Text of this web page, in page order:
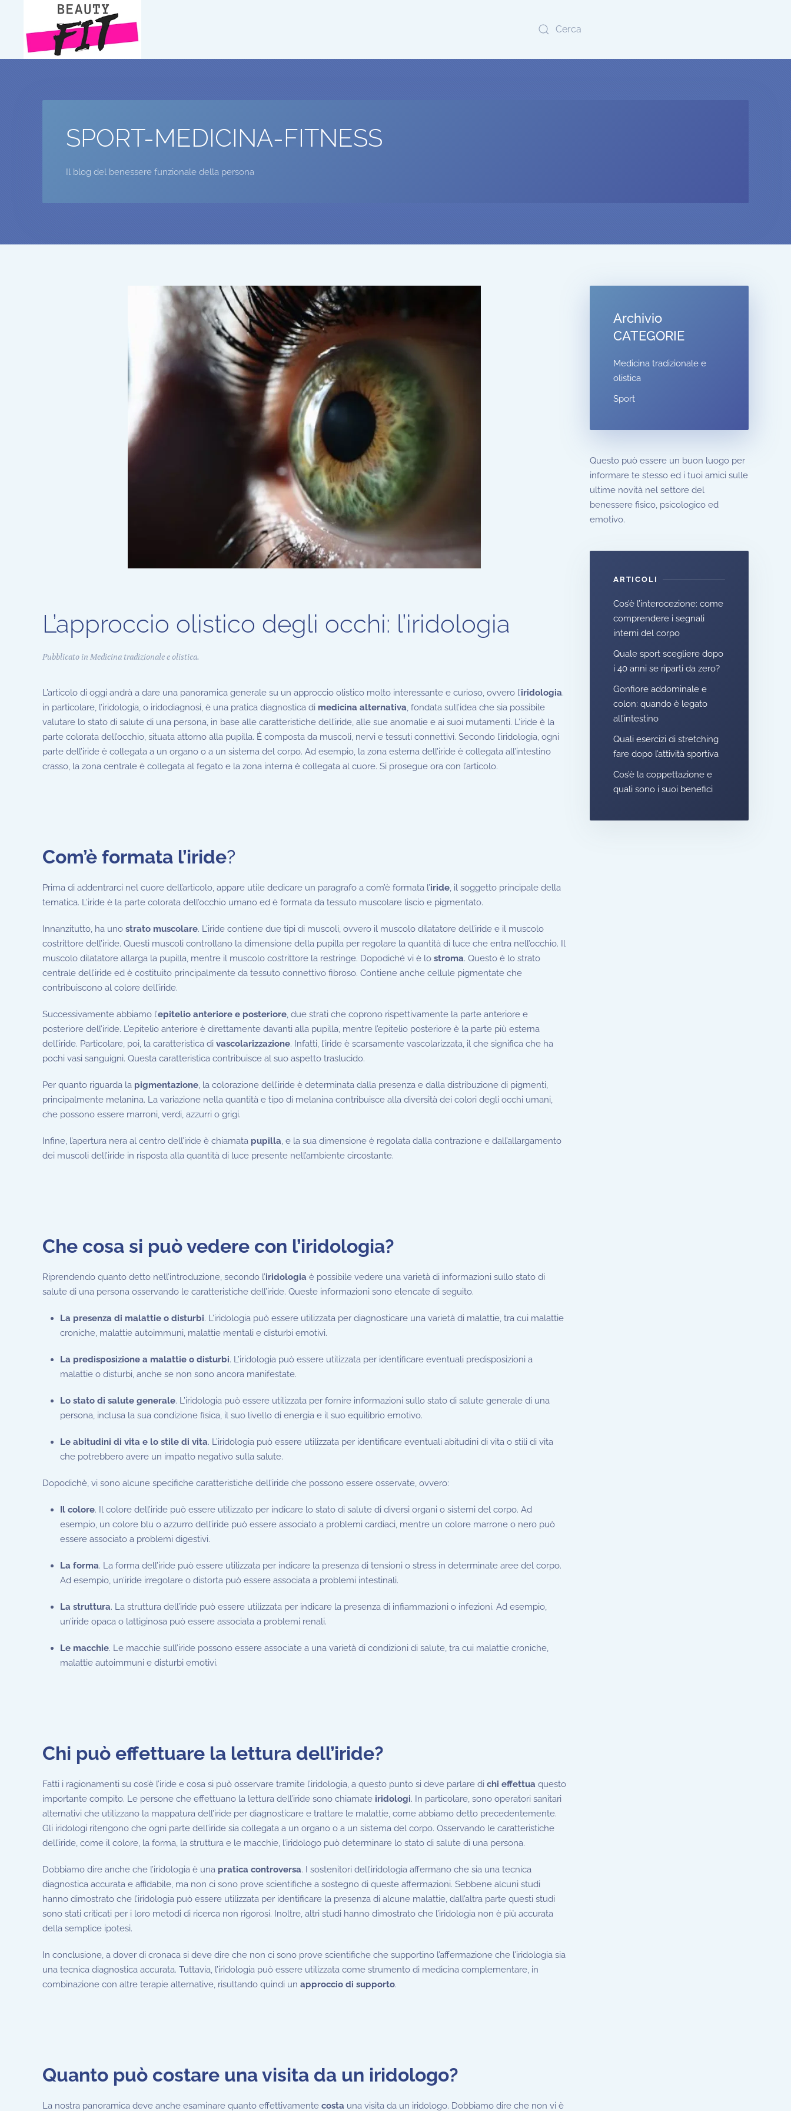
Passa al contenuto principale
SPORT-MEDICINA-FITNESS
Il blog del benessere funzionale della persona
L’approccio olistico degli occhi: l’iridologia
Pubblicato in Medicina tradizionale e olistica.
L’articolo di oggi andrà a dare una panoramica generale su un approccio olistico molto interessante e curioso, ovvero l’iridologia.
in particolare, l’iridologia, o iridodiagnosi, è una pratica diagnostica di medicina alternativa, fondata sull’idea che sia possibile
valutare lo stato di salute di una persona, in base alle caratteristiche dell’iride, alle sue anomalie e ai suoi mutamenti. L’iride è la
parte colorata dell’occhio, situata attorno alla pupilla. È composta da muscoli, nervi e tessuti connettivi. Secondo l’iridologia, ogni
parte dell’iride è collegata a un organo o a un sistema del corpo. Ad esempio, la zona esterna dell’iride è collegata all’intestino
crasso, la zona centrale è collegata al fegato e la zona interna è collegata al cuore. Si prosegue ora con l’articolo.
Com’è formata l’iride?
Prima di addentrarci nel cuore dell’articolo, appare utile dedicare un paragrafo a com’è formata l’iride, il soggetto principale della
tematica. L’iride è la parte colorata dell’occhio umano ed è formata da tessuto muscolare liscio e pigmentato.
Innanzitutto, ha uno strato muscolare. L’iride contiene due tipi di muscoli, ovvero il muscolo dilatatore dell’iride e il muscolo
costrittore dell’iride. Questi muscoli controllano la dimensione della pupilla per regolare la quantità di luce che entra nell’occhio. Il
muscolo dilatatore allarga la pupilla, mentre il muscolo costrittore la restringe. Dopodiché vi è lo stroma. Questo è lo strato
centrale dell’iride ed è costituito principalmente da tessuto connettivo fibroso. Contiene anche cellule pigmentate che
contribuiscono al colore dell’iride.
Successivamente abbiamo l’epitelio anteriore e posteriore, due strati che coprono rispettivamente la parte anteriore e
posteriore dell’iride. L’epitelio anteriore è direttamente davanti alla pupilla, mentre l’epitelio posteriore è la parte più esterna
dell’iride. Particolare, poi, la caratteristica di vascolarizzazione. Infatti, l’iride è scarsamente vascolarizzata, il che significa che ha
pochi vasi sanguigni. Questa caratteristica contribuisce al suo aspetto traslucido.
Per quanto riguarda la pigmentazione, la colorazione dell’iride è determinata dalla presenza e dalla distribuzione di pigmenti,
principalmente melanina. La variazione nella quantità e tipo di melanina contribuisce alla diversità dei colori degli occhi umani,
che possono essere marroni, verdi, azzurri o grigi.
Infine, l’apertura nera al centro dell’iride è chiamata pupilla, e la sua dimensione è regolata dalla contrazione e dall’allargamento
dei muscoli dell’iride in risposta alla quantità di luce presente nell’ambiente circostante.
Che cosa si può vedere con l’iridologia?
Riprendendo quanto detto nell’introduzione, secondo l’iridologia è possibile vedere una varietà di informazioni sullo stato di
salute di una persona osservando le caratteristiche dell’iride. Queste informazioni sono elencate di seguito.
La presenza di malattie o disturbi. L’iridologia può essere utilizzata per diagnosticare una varietà di malattie, tra cui malattie
croniche, malattie autoimmuni, malattie mentali e disturbi emotivi.
La predisposizione a malattie o disturbi. L’iridologia può essere utilizzata per identificare eventuali predisposizioni a
malattie o disturbi, anche se non sono ancora manifestate.
Lo stato di salute generale. L’iridologia può essere utilizzata per fornire informazioni sullo stato di salute generale di una
persona, inclusa la sua condizione fisica, il suo livello di energia e il suo equilibrio emotivo.
Le abitudini di vita e lo stile di vita. L’iridologia può essere utilizzata per identificare eventuali abitudini di vita o stili di vita
che potrebbero avere un impatto negativo sulla salute.
Dopodichè, vi sono alcune specifiche caratteristiche dell’iride che possono essere osservate, ovvero:
Il colore. Il colore dell’iride può essere utilizzato per indicare lo stato di salute di diversi organi o sistemi del corpo. Ad
esempio, un colore blu o azzurro dell’iride può essere associato a problemi cardiaci, mentre un colore marrone o nero può
essere associato a problemi digestivi.
La forma. La forma dell’iride può essere utilizzata per indicare la presenza di tensioni o stress in determinate aree del corpo.
Ad esempio, un’iride irregolare o distorta può essere associata a problemi intestinali.
La struttura. La struttura dell’iride può essere utilizzata per indicare la presenza di infiammazioni o infezioni. Ad esempio,
un’iride opaca o lattiginosa può essere associata a problemi renali.
Le macchie. Le macchie sull’iride possono essere associate a una varietà di condizioni di salute, tra cui malattie croniche,
malattie autoimmuni e disturbi emotivi.
Chi può effettuare la lettura dell’iride?
Fatti i ragionamenti su cos’è l’iride e cosa si può osservare tramite l’iridologia, a questo punto si deve parlare di chi effettua questo
importante compito. Le persone che effettuano la lettura dell’iride sono chiamate iridologi. In particolare, sono operatori sanitari
alternativi che utilizzano la mappatura dell’iride per diagnosticare e trattare le malattie, come abbiamo detto precedentemente.
Gli iridologi ritengono che ogni parte dell’iride sia collegata a un organo o a un sistema del corpo. Osservando le caratteristiche
dell’iride, come il colore, la forma, la struttura e le macchie, l’iridologo può determinare lo stato di salute di una persona.
Dobbiamo dire anche che l’iridologia è una pratica controversa. I sostenitori dell’iridologia affermano che sia una tecnica
diagnostica accurata e affidabile, ma non ci sono prove scientifiche a sostegno di queste affermazioni. Sebbene alcuni studi
hanno dimostrato che l’iridologia può essere utilizzata per identificare la presenza di alcune malattie, dall’altra parte questi studi
sono stati criticati per i loro metodi di ricerca non rigorosi. Inoltre, altri studi hanno dimostrato che l’iridologia non è più accurata
della semplice ipotesi.
In conclusione, a dover di cronaca si deve dire che non ci sono prove scientifiche che supportino l’affermazione che l’iridologia sia
una tecnica diagnostica accurata. Tuttavia, l’iridologia può essere utilizzata come strumento di medicina complementare, in
combinazione con altre terapie alternative, risultando quindi un approccio di supporto.
Quanto può costare una visita da un iridologo?
La nostra panoramica deve anche esaminare quanto effettivamente costa una visita da un iridologo. Dobbiamo dire che non vi è
Archivio
CATEGORIE
Medicina tradizionale e
olistica
Sport
Questo può essere un buon luogo per
informare te stesso ed i tuoi amici sulle
ultime novità nel settore del
benessere fisico, psicologico ed
emotivo.
ARTICOLI
Cos’è l’interocezione: come
comprendere i segnali
interni del corpo
Quale sport scegliere dopo
i 40 anni se riparti da zero?
Gonfiore addominale e
colon: quando è legato
all’intestino
Quali esercizi di stretching
fare dopo l’attività sportiva
Cos’è la coppettazione e
quali sono i suoi benefici